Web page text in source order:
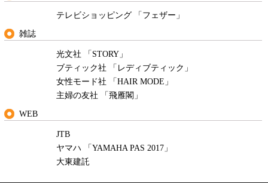
テレビショッピング 「フェザー」
雑誌
光文社 「STORY」
ブティック社 「レディブティック」
女性モード社 「HAIR MODE」
主婦の友社 「飛雁閣」
WEB
JTB
ヤマハ 「YAMAHA PAS 2017」
大東建託